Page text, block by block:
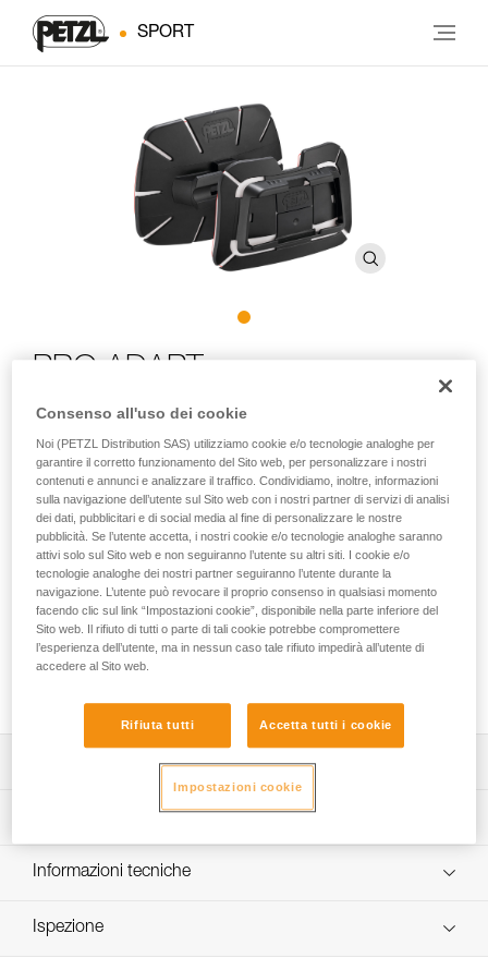
SPORT
PRO ADAPT
frontale DUO su ogni tipo di casco
PRO ADAPT è costituito da due pezzi adesivi per fissare una
lampada frontale DUO RL, DUO S o DUO Z2 su un casco,
mantenendo la possibilità di regolare l’inclinazione della
lampada. Sistema particolarmente resistente agli urti e
all’umidità.
Cerchi la migliore lampada frontale per le tue attività?
ACCEDI ALLA GUIDA PER LA SCELTA
Costituito da due pezzi adesivi resistenti agli urti e
Permette di fissare facilmente una lampada DUO RL, DUO
lampada,
Specifiche tecniche
Peso: 48 g
Garanzia : 3 anni
Informazioni tecniche
Scarica il pdf technical-notice-PROADAPT-1
Scarica il pdf DUO SPORT ACCESSORIES
Ispezione
Consenso all'uso dei cookie
Noi (PETZL Distribution SAS) utilizziamo cookie e/o tecnologie analoghe per
garantire il corretto funzionamento del Sito web, per personalizzare i nostri
contenuti e annunci e analizzare il traffico. Condividiamo, inoltre, informazioni
sulla navigazione dell’utente sul Sito web con i nostri partner di servizi di analisi
dei dati, pubblicitari e di social media al fine di personalizzare le nostre
pubblicità. Se l’utente accetta, i nostri cookie e/o tecnologie analoghe saranno
attivi solo sul Sito web e non seguiranno l’utente su altri siti. I cookie e/o
tecnologie analoghe dei nostri partner seguiranno l’utente durante la
navigazione. L’utente può revocare il proprio consenso in qualsiasi momento
facendo clic sul link “Impostazioni cookie”, disponibile nella parte inferiore del
Sito web. Il rifiuto di tutti o parte di tali cookie potrebbe compromettere
l’esperienza dell’utente, ma in nessun caso tale rifiuto impedirà all’utente di
accedere al Sito web.
Rifiuta tutti Accetta tutti i cookie
Impostazioni cookie